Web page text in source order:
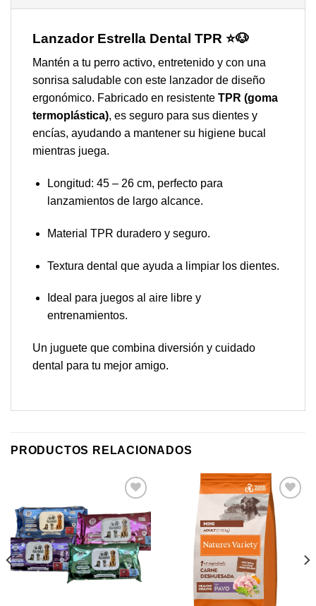
Lanzador Estrella Dental TPR ⭐🐶
Mantén a tu perro activo, entretenido y con una
sonrisa saludable con este lanzador de diseño
ergonómico. Fabricado en resistente TPR (goma
termoplástica), es seguro para sus dientes y
encías, ayudando a mantener su higiene bucal
mientras juega.
Longitud: 45 – 26 cm, perfecto para
lanzamientos de largo alcance.
Material TPR duradero y seguro.
Textura dental que ayuda a limpiar los dientes.
Ideal para juegos al aire libre y
entrenamientos.
Un juguete que combina diversión y cuidado
dental para tu mejor amigo.
PRODUCTOS RELACIONADOS
Añadir
a mi
lista de
los
deseos
Añadir
a mi
lista de
deseos